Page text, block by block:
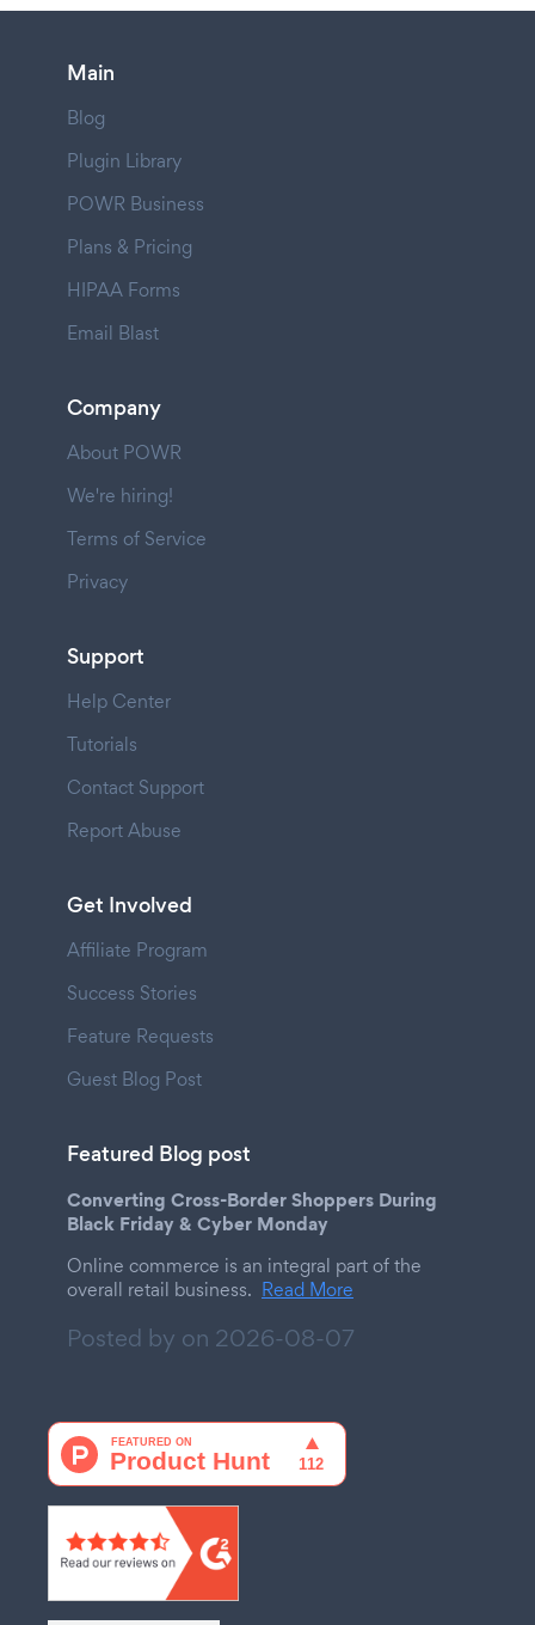
Main
Blog
Plugin Library
POWR Business
Plans & Pricing
HIPAA Forms
Email Blast
Company
About POWR
We're hiring!
Terms of Service
Privacy
Support
Help Center
Tutorials
Contact Support
Report Abuse
Get Involved
Affiliate Program
Success Stories
Feature Requests
Guest Blog Post
Featured Blog post
Converting Cross-Border Shoppers During
Black Friday & Cyber Monday
Online commerce is an integral part of the
overall retail business. Read More
Posted by on 2026-08-07